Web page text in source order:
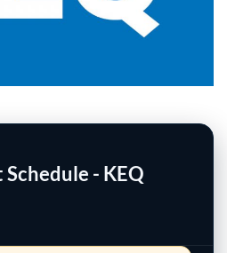
- KEQ